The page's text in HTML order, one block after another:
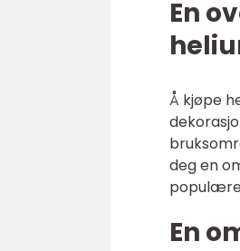
En
Å kjøpe
deg en
En